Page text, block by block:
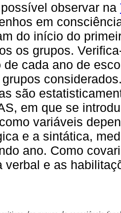
observar na
em
do início do
os grupos.
de cada ano de
são
em que se
variáveis
e a sintática,
ano. Como
verbal e as